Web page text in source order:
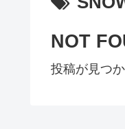
NOT
投稿が見つ